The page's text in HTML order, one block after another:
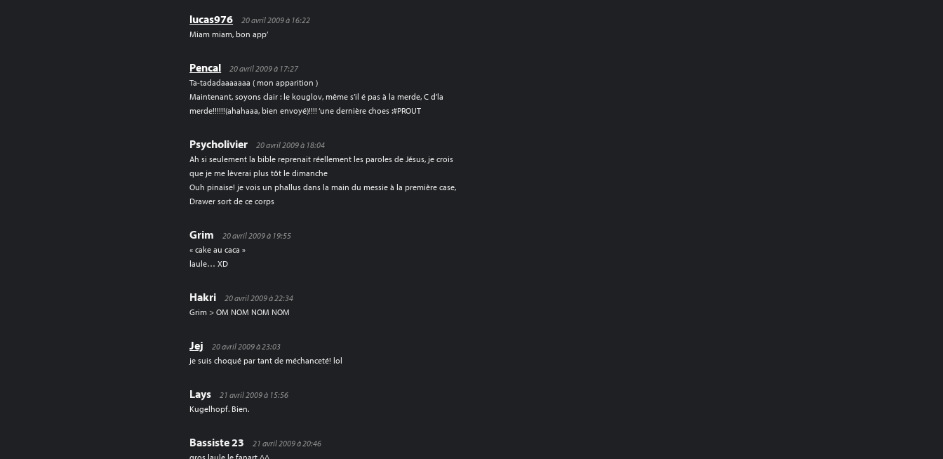
lucas976
20 avril 2009 à 16:22
Miam miam, bon app’
Pencal
20 avril 2009 à 17:27
Ta-tadadaaaaaaa ( mon apparition )
Maintenant, soyons clair : le kouglov, même s’il é pas à la merde, C d’la
merde!!!!!!(ahahaaa, bien envoyé)!!!! ‘une dernière choes :#PROUT
Psycholivier
20 avril 2009 à 18:04
Ah si seulement la bible reprenait réellement les paroles de Jésus, je crois
que je me lèverai plus tôt le dimanche
Ouh pinaise! je vois un phallus dans la main du messie à la première case,
Drawer sort de ce corps
Grim
20 avril 2009 à 19:55
« cake au caca »
laule… XD
Hakri
20 avril 2009 à 22:34
Grim > OM NOM NOM NOM
Jej
20 avril 2009 à 23:03
je suis choqué par tant de méchanceté! lol
Lays
21 avril 2009 à 15:56
Kugelhopf. Bien.
Bassiste 23
21 avril 2009 à 20:46